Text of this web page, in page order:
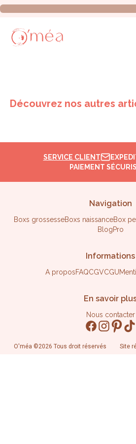
Découvrez nos autres
SERVICE CLIENT
PAIEMENT
Navigation
Boxs grossesseBoxs naissanceBox
BlogPro
Informations
A proposFAQCGVCGU
En savoir
Nous contacter
O'méa ©2026 Tous droit réservés Site